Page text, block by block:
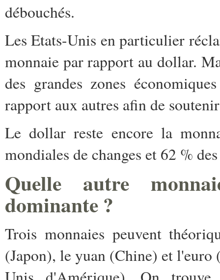
débouchés.
Les Etats-Unis en particulier
monnaie par rapport au dollar.
des grandes zones
rapport aux autres afin de
Le dollar reste encore la
mondiales de changes et 62 %
Quelle autre
dominante ?
Trois monnaies peuvent
(Japon), le yuan (Chine) et